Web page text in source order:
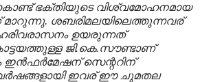
ഭക്തിയുടെ വിശ്വമോഹനമായ
മാറുന്നു. ശബരിമലയിലെത്തുന്നവര്
ഉയരുന്നത്
ജി.കെ.സൗണ്ടാണ്
ഇന്‍ഫര്‍മേഷന് സെന്ററിന്
ഇവര് ഈ ചുമതല